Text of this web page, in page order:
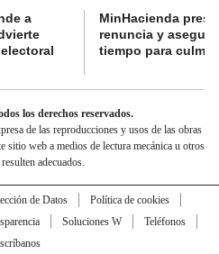
a
MinHacienda
renuncia y
tiempo para
los derechos reservados.
de las reproducciones y usos de las obras
sitio web a medios de lectura mecánica u otros
adecuados.
de Datos
Política de cookies
Soluciones W
Teléfonos